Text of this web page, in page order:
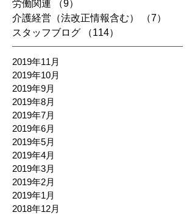
労働関連
（9）
介護経営（法改正情報含む）
（7）
スタッフブログ
（114）
2019年11月
2019年10月
2019年9月
2019年8月
2019年7月
2019年6月
2019年5月
2019年4月
2019年3月
2019年2月
2019年1月
2018年12月